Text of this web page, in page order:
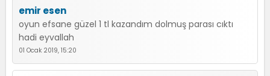
emir esen
oyun efsane güzel 1 tl kazandım dolmuş parası cıktı
hadi eyvallah
01 Ocak 2019, 15:20